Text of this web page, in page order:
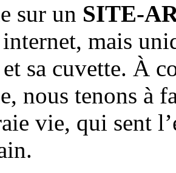
sur un SITE-
mais
sa cuvette. À
nous tenons à
vie, qui sent